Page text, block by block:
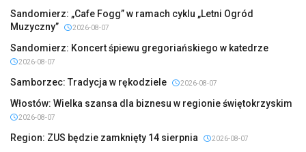
Sandomierz: „Cafe Fogg” w ramach cyklu „Letni Ogród
Muzyczny”
2026-08-07
Sandomierz: Koncert śpiewu gregoriańskiego w katedrze
2026-08-07
Samborzec: Tradycja w rękodziele 2026-08-07
Włostów: Wielka szansa dla biznesu w regionie świętokrzyskim
2026-08-07
Region: ZUS będzie zamknięty 14 sierpnia 2026-08-07